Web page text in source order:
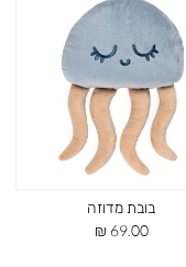
בובת מדוזה
מחיר
69.00 ₪